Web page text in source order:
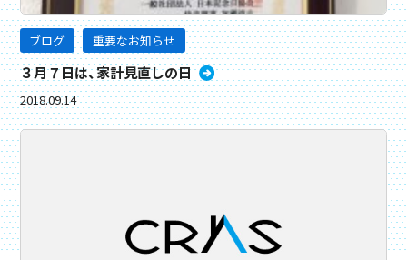
ブログ 重要なお知らせ
３月７日は、家計見直しの日
2018.09.14